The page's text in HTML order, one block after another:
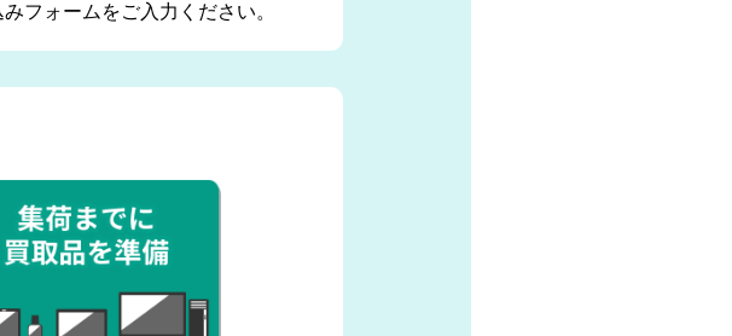
フォームをご入力ください。